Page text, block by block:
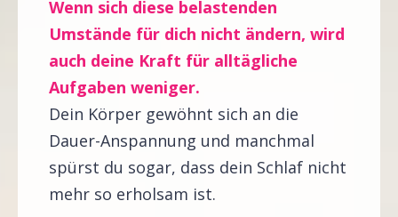
Wenn sich diese belastenden
Umstände für dich nicht ändern, wird
auch deine Kraft für alltägliche
Aufgaben weniger.
Dein Körper gewöhnt sich an die
Dauer-Anspannung und manchmal
spürst du sogar, dass dein Schlaf nicht
mehr so erholsam ist.